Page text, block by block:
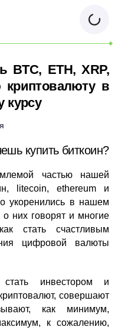
BTC, ETH, XRP,
криптовалюту в
курсу
купить биткоин?
частью нашей
litecoin, ethereum и
укоренились в нашем
них говорят и многие
стать счастливым
цифровой валюты
инвестором и
совершают
как минимум,
к сожалению,